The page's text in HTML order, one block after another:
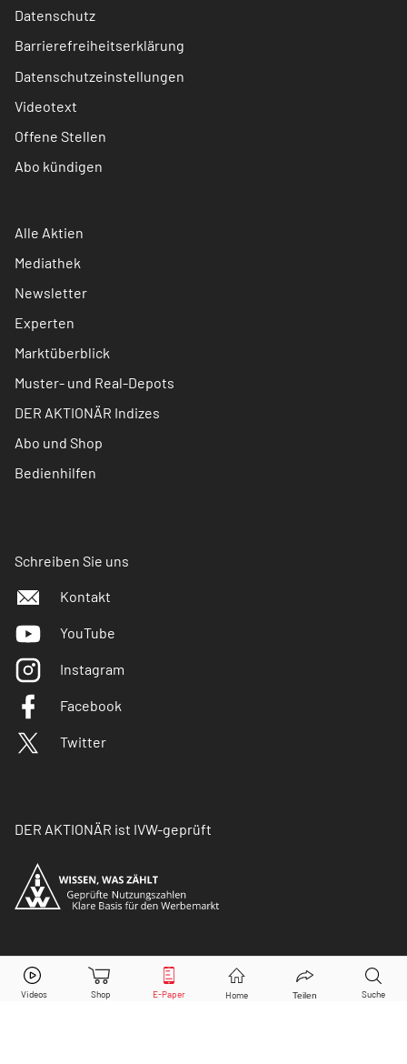
Datenschutz
Barrierefreiheitserklärung
Datenschutzeinstellungen
Videotext
Offene Stellen
Abo kündigen
Alle Aktien
Mediathek
Newsletter
Experten
Marktüberblick
Muster- und Real-Depots
DER AKTIONÄR Indizes
Abo und Shop
Bedienhilfen
Schreiben Sie uns
Kontakt
YouTube
Instagram
Facebook
Twitter
DER AKTIONÄR ist IVW-geprüft
© Copyright 2026 Börsenmedien AG. Alle Rechte